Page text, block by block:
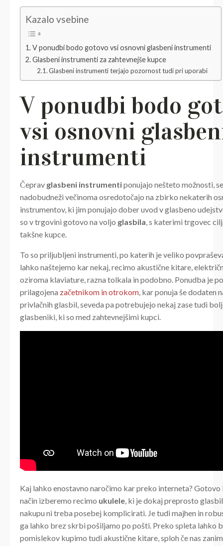
Kazalo vsebine
V ponudbi bodo gotovo vsi osnovni glasbeni instrumenti
Glasbeni instrumenti za zahtevnejše kupce
Glasbeni instrumenti terjajo pozornost tudi pri uporabi
V ponudbi bodo
vsi osnovni
instrumenti
Čeprav glasbeni instrumentiponujajo nešteto možnosti,
nadobudneži večinoma osredotočajo na zbirko nekaterih
instrumentov, ki jim ponujajo dober uvod v glasbeno
so v trgovini gotovo na voljo glasbila, s katerimi trgovec
takšne kupce.
To so priljubljeni instrumenti, po katerih je veliko
lahko naštejemo kar nekaj, recimo akustične kitare,
oziroma klaviature, razna tolkala in podobno. Ponudba je
prilagojena začetnikom in otrokom, kar ponuja še dodaten
privlačnih glasbil, seveda pa potrebujejo nekaj zase tudi
glasbeniki, ki so med zahtevnejšimi kupci.
Kaj lahko enostavno naročimo kar preko interneta? Gotovo
način izberemo recimo ukulele, ki je dokaj preprosto
nakupu ni treba posebej komplicirati. Je tudi majhen in
ga lahko brez skrbi pošiljamo po pošti. Preko spleta lahko
pomislekov kupimo tudi akustične kitare, sploh če nas